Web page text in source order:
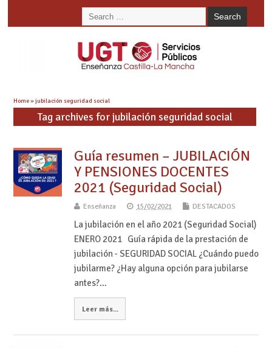
Home»jubilación seguridad social
Tag archives for jubilación seguridad social
Guía resumen – JUBILACIÓN
Y PENSIONES DOCENTES
2021 (Seguridad Social)
Enseñanza 15/02/2021 DESTACADOS
La jubilación en el año 2021 (Seguridad Social)
ENERO 2021 Guía rápida de la prestación de
jubilación - SEGURIDAD SOCIAL ¿Cuándo puedo
jubilarme? ¿Hay alguna opción para jubilarse
antes?…
Leer más...